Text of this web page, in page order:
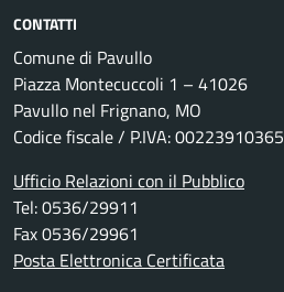
CONTATTI
Comune di Pavullo
Piazza Montecuccoli 1 – 41026
Pavullo nel Frignano, MO
Codice fiscale / P.IVA: 00223910365
Ufficio Relazioni con il Pubblico
Tel: 0536/29911
Fax 0536/29961
Posta Elettronica Certificata